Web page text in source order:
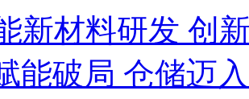
新材料研发 创
能破局 仓储迈